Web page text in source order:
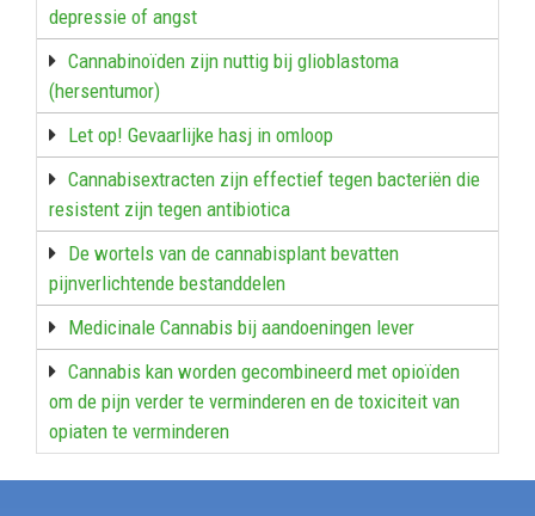
depressie of angst
Cannabinoïden zijn nuttig bij glioblastoma
(hersentumor)
Let op! Gevaarlijke hasj in omloop
Cannabisextracten zijn effectief tegen bacteriën die
resistent zijn tegen antibiotica
De wortels van de cannabisplant bevatten
pijnverlichtende bestanddelen
Medicinale Cannabis bij aandoeningen lever
Cannabis kan worden gecombineerd met opioïden
om de pijn verder te verminderen en de toxiciteit van
opiaten te verminderen